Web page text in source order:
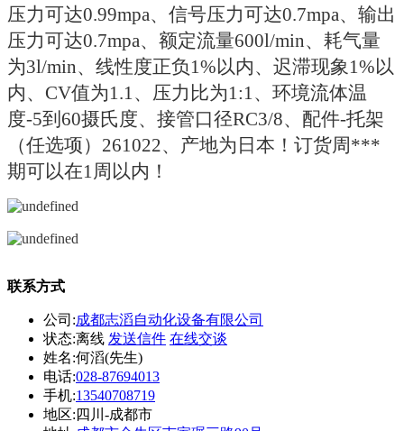
压力可达0.99mpa、信号压力可达0.7mpa、输出
压力可达0.7mpa、额定流量600l/min、耗气量
为3l/min、线性度正负1%以内、迟滞现象1%以
内、CV值为1.1、压力比为1:1、环境流体温
度-5到60摄氏度、接管口径RC3/8、配件-托架
（任选项）261022、产地为日本！订货周***
期可以在1周以内！
联系方式
公司:成都志滔自动化设备有限公司
状态:离线 发送信件 在线交谈
姓名:何滔(先生)
电话:028-87694013
手机:13540708719
地区:四川-成都市